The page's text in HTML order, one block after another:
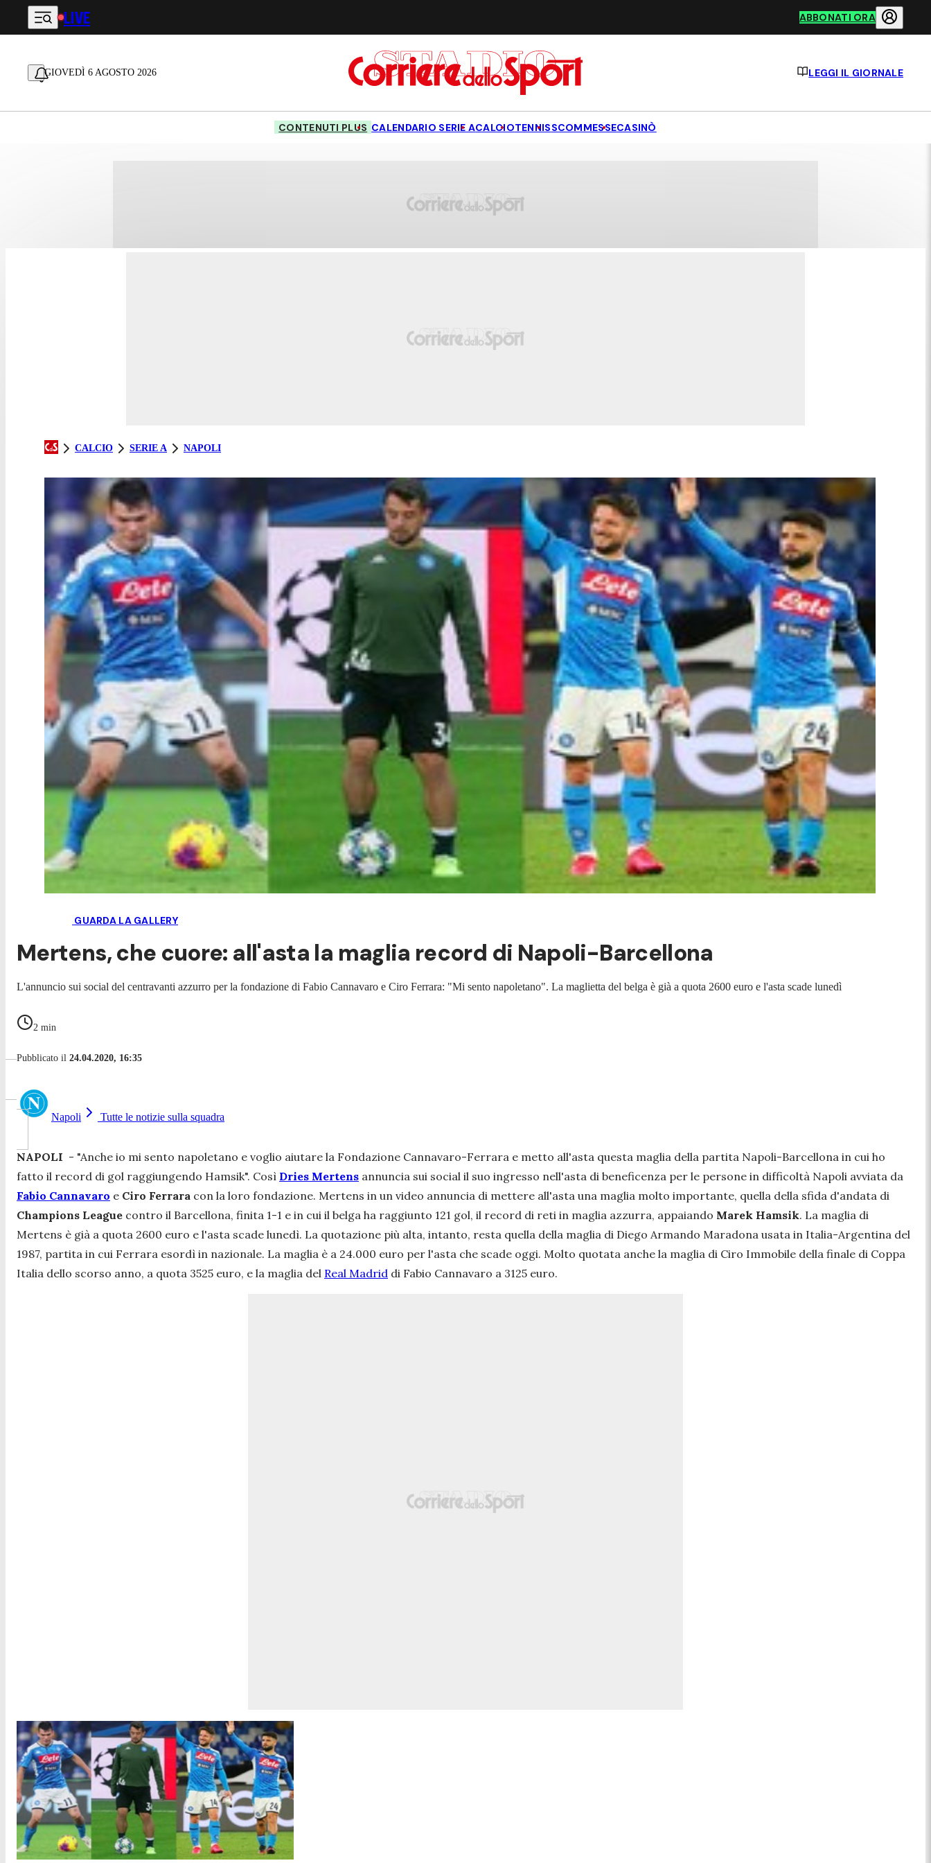
Vai al contenuto principale
LIVE ABBONATI ORA
GIOVEDÌ 6 AGOSTO 2026 LEGGI IL GIORNALE
CONTENUTI PLUS CALENDARIO SERIE ACALCIOTENNISSCOMMESSECASINÒ
CALCIO SERIE A NAPOLI
GUARDA LA GALLERY
Mertens, che cuore: all'asta la maglia record di Napoli-Barcellona
L'annuncio sui social del centravanti azzurro per la fondazione di Fabio Cannavaro e Ciro Ferrara: "Mi sento napoletano". La maglietta del belga è già a quota 2600 euro e l'asta scade lunedì
2 min
Pubblicato il 24.04.2020, 16:35
Napoli Tutte le notizie sulla squadra
NAPOLI - "Anche io mi sento napoletano e voglio aiutare la Fondazione Cannavaro-Ferrara e metto all'asta questa maglia della partita Napoli-Barcellona in cui ho
fatto il record di gol raggiungendo Hamsik". Così Dries Mertens annuncia sui social il suo ingresso nell'asta di beneficenza per le persone in difficoltà Napoli avviata da
Fabio Cannavaro e Ciro Ferrara con la loro fondazione. Mertens in un video annuncia di mettere all'asta una maglia molto importante, quella della sfida d'andata di
Champions League contro il Barcellona, finita 1-1 e in cui il belga ha raggiunto 121 gol, il record di reti in maglia azzurra, appaiando Marek Hamsik. La maglia di
Mertens è già a quota 2600 euro e l'asta scade lunedì. La quotazione più alta, intanto, resta quella della maglia di Diego Armando Maradona usata in Italia-Argentina del
1987, partita in cui Ferrara esordì in nazionale. La maglia è a 24.000 euro per l'asta che scade oggi. Molto quotata anche la maglia di Ciro Immobile della finale di Coppa
Italia dello scorso anno, a quota 3525 euro, e la maglia del Real Madrid di Fabio Cannavaro a 3125 euro.